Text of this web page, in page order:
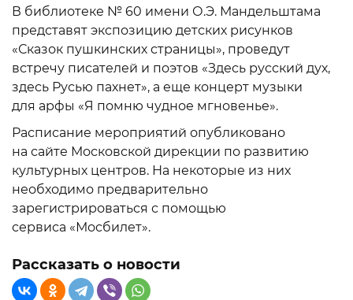
В библиотеке № 60 имени О.Э. Мандельштама
представят экспозицию детских рисунков
«Сказок пушкинских страницы», проведут
встречу писателей и поэтов «Здесь русский дух,
здесь Русью пахнет», а еще концерт музыки
для арфы «Я помню чудное мгновенье».
Расписание мероприятий опубликовано
на сайте Московской дирекции по развитию
культурных центров. На некоторые из них
необходимо предварительно
зарегистрироваться с помощью
сервиса «Мосбилет».
Рассказать о новости